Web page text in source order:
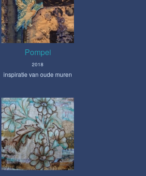
Pompei
2018
inspiratie van oude muren